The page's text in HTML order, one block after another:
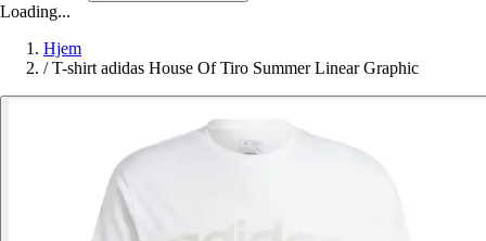
Loading...
Hjem
/ T-shirt adidas House Of Tiro Summer Linear Graphic